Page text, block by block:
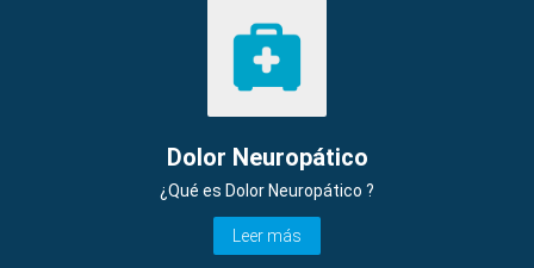
Dolor Neuropático
¿Qué es Dolor Neuropático ?
Leer más